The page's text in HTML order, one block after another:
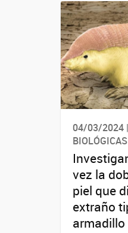
04/03/2024
vez la
piel que
extraño
armadillo